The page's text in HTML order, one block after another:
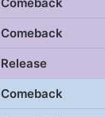
Comeback
Release
Comeback